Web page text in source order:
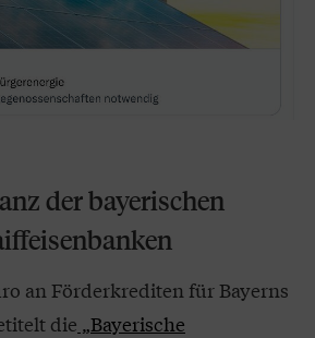
der bayerischen
an Förderkrediten für Bayerns
die „Bayerische